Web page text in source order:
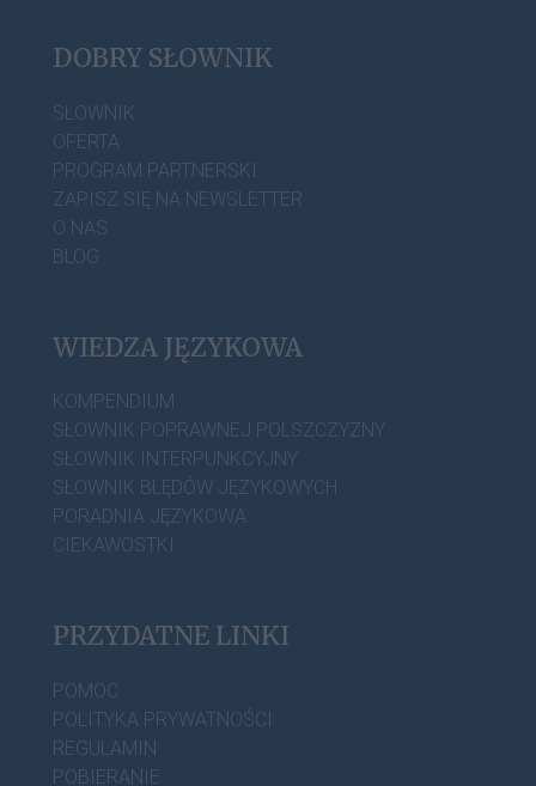
DOBRY SŁOWNIK
SŁOWNIK
OFERTA
PROGRAM PARTNERSKI
ZAPISZ SIĘ NA NEWSLETTER
O NAS
BLOG
WIEDZA JĘZYKOWA
KOMPENDIUM
SŁOWNIK POPRAWNEJ POLSZCZYZNY
SŁOWNIK INTERPUNKCYJNY
SŁOWNIK BŁĘDÓW JĘZYKOWYCH
PORADNIA JĘZYKOWA
CIEKAWOSTKI
PRZYDATNE LINKI
POMOC
POLITYKA PRYWATNOŚCI
REGULAMIN
POBIERANIE